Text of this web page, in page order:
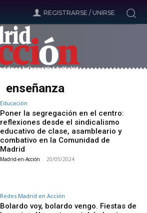
REGISTRARSE / UNIRSE
enseñanza
Educación
Poner la segregación en el centro:
reflexiones desde el sindicalismo
educativo de clase, asambleario y
combativo en la Comunidad de
Madrid
Madrid-en-Acción - 20/05/2024
Redes Madrid en Acción
Bolardo voy, bolardo vengo. Fiestas de